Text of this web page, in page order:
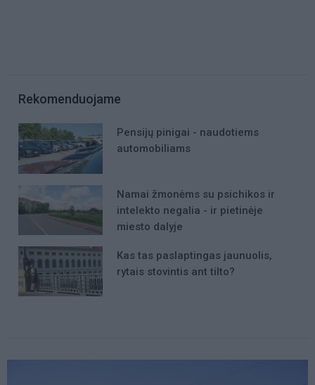
Rekomenduojame
Pensijų pinigai - naudotiems
automobiliams
Namai žmonėms su psichikos ir
intelekto negalia - ir pietinėje
miesto dalyje
Kas tas paslaptingas jaunuolis,
rytais stovintis ant tilto?